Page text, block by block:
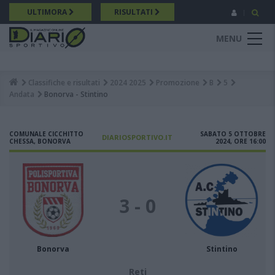
Salta
al
contenuto
principale
ULTIMORA RISULTATI
MENU
Breadcrumb
Classifiche e risultati 2024 2025 Promozione B
5
Andata
Bonorva - Stintino
COMUNALE CICCHITTO
CHESSA, BONORVA
DIARIOSPORTIVO.IT
SABATO 5 OTTOBRE
2024, ORE 16:00
Bonorva
3 - 0
Stintino
Reti